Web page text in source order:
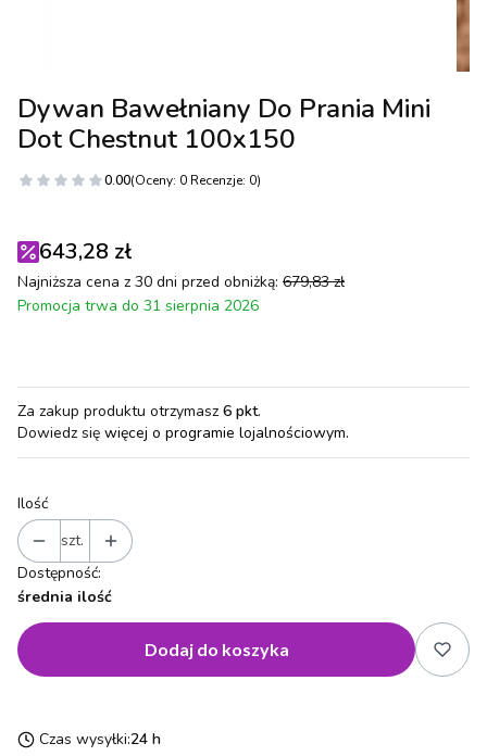
Dywan Bawełniany Do Prania Mini
Dot Chestnut 100x150
0.00(Oceny: 0 Recenzje: 0)
643,28 zł
Najniższa cena z 30 dni przed obniżką: 679,83 zł
Promocja trwa do 31 sierpnia 2026
Za zakup produktu otrzymasz 6 pkt.
Dowiedz się więcej o programie lojalnościowym.
Ilość
szt.
Dostępność:
średnia ilość
Dodaj do koszyka
Czas wysyłki:24 h